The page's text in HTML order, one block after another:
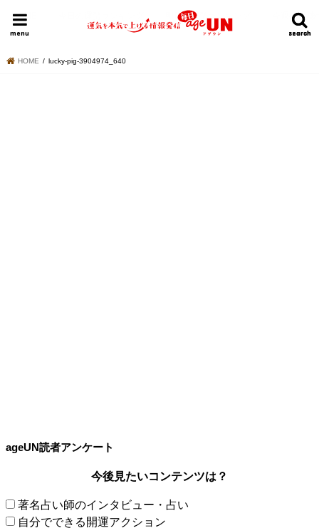
search
search
menu
HOME 明日の運勢ランキング 今週の運勢
HOME lucky-pig-3904974_640
ageUN読者アンケート
今後見たいコンテンツは？
著名占い師のインタビュー・占い
自分でできる開運アクション